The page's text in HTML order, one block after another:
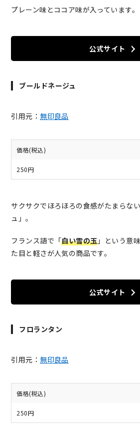
プレーン味とココア味が入っています。
公式サイト
ブールドネージュ
引用元： 無印良品
価格(税込)
250円
サクサクでほろほろの食感がたまらな
ュ」。
フランス語で「白い雪の玉 」という意
た目と軽さが人気の商品です。
公式サイト
フロランタン
引用元： 無印良品
価格(税込)
250円